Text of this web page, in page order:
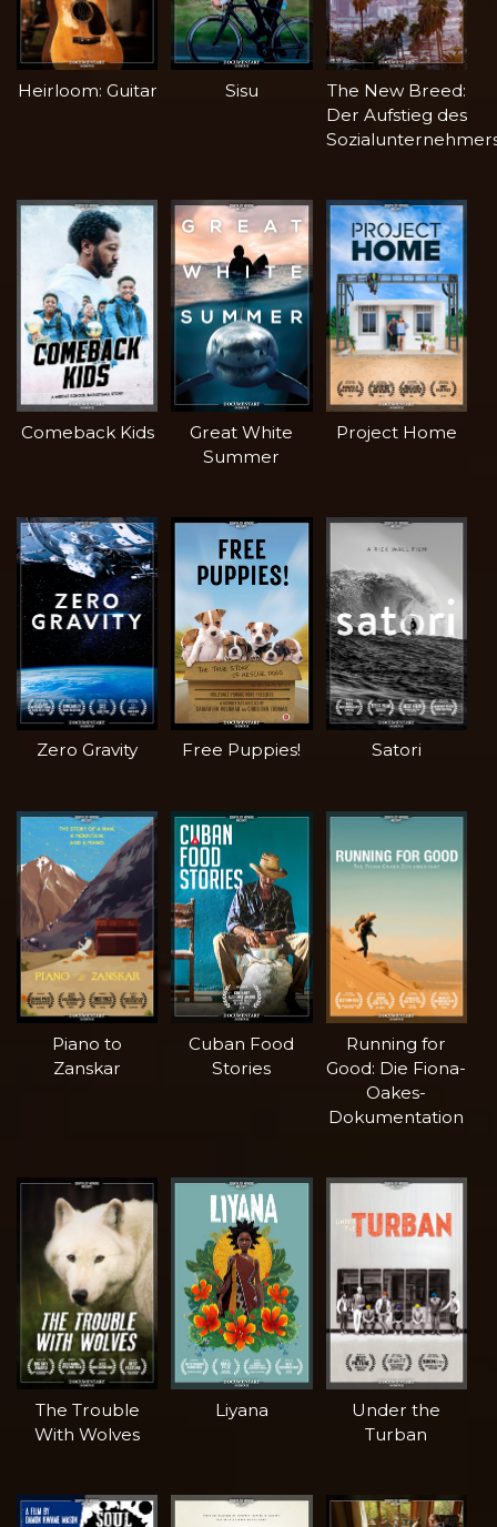
Heirloom: Guitar Sisu
The New Breed:
Der Aufstieg des
Comeback Kids
Great White
Summer
Project Home
Zero Gravity Free Puppies! Satori
Piano to
Zanskar
Cuban Food
Stories
Running for
Good: Die Fiona-
Oakes-
Dokumentation
The Trouble
With Wolves
Liyana
Under the
Turban